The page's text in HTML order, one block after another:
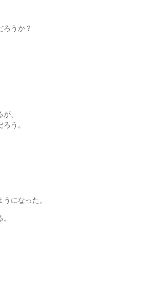
ろうか？
、
う。
になった。